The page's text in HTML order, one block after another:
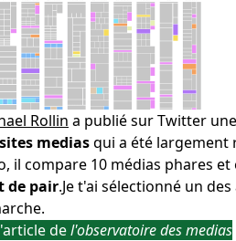
Rollin a publié sur Twitter
sites mediasqui a été largement
il compare 10 médias phares
de pair.Je t'ai sélectionné un
del'observatoire des medias